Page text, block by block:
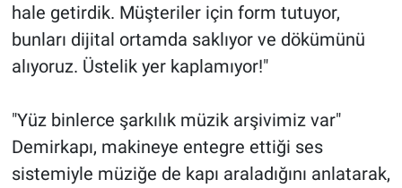
hale getirdik. Müşteriler için form tutuyor,
bunları dijital ortamda saklıyor ve dökümünü
alıyoruz. Üstelik yer kaplamıyor!"
"Yüz binlerce şarkılık müzik arşivimiz var"
Demirkapı, makineye entegre ettiği ses
sistemiyle müziğe de kapı araladığını anlatarak,